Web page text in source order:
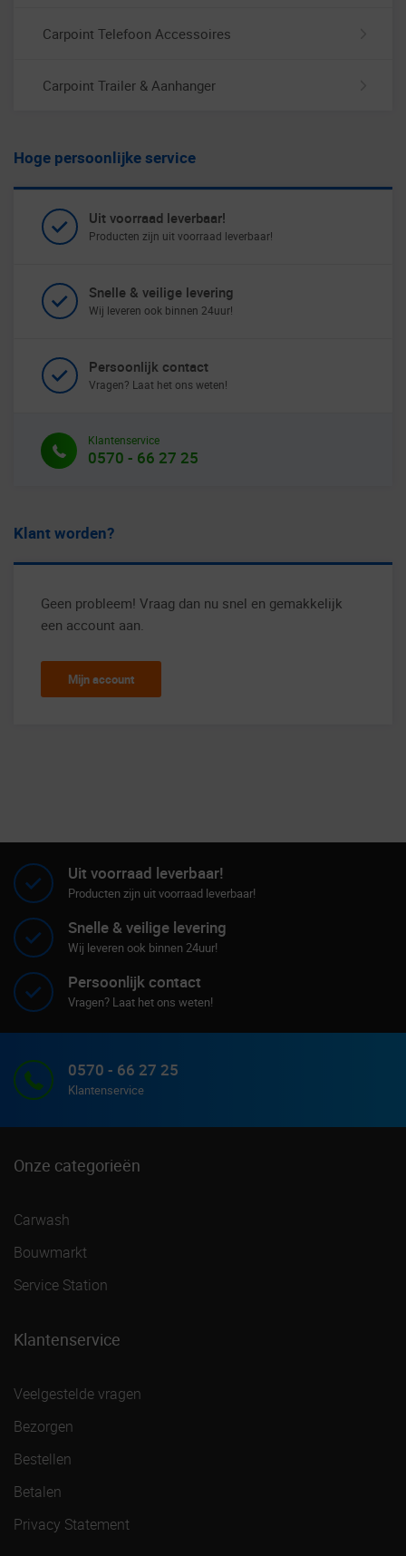
Carpoint Telefoon Accessoires
Carpoint Trailer & Aanhanger
Hoge persoonlijke service
Uit voorraad leverbaar!
Producten zijn uit voorraad leverbaar!
Snelle & veilige levering
Wij leveren ook binnen 24uur!
Persoonlijk contact
Vragen? Laat het ons weten!
Klantenservice
0570 - 66 27 25
Klant worden?
Geen probleem! Vraag dan nu snel en gemakkelijk
een account aan.
Mijn account
Uit voorraad leverbaar!
Producten zijn uit voorraad leverbaar!
Snelle & veilige levering
Wij leveren ook binnen 24uur!
Persoonlijk contact
Vragen? Laat het ons weten!
0570 - 66 27 25
Klantenservice
Onze categorieën
Carwash
Bouwmarkt
Service Station
Klantenservice
Veelgestelde vragen
Bezorgen
Bestellen
Betalen
Privacy Statement